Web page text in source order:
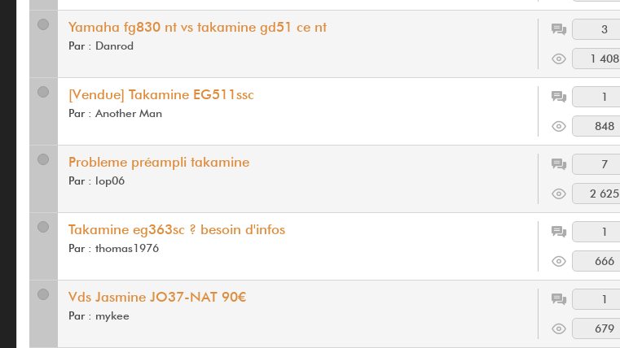
Yamaha fg830 nt vs takamine gd51 ce nt
Par : Danrod
3
1 408
[Vendue] Takamine EG511ssc
Par :Another Man
1
848
Probleme préampli takamine
Par : lop06
7
2 625
Takamine eg363sc ? besoin d'infos
Par :thomas1976
1
666
Vds Jasmine JO37-NAT 90€
Par : mykee
1
679